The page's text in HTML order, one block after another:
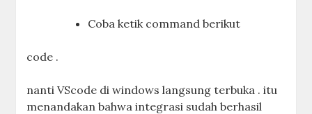
Coba ketik command berikut
code .
nanti VScode di windows langsung terbuka . itu
menandakan bahwa integrasi sudah berhasil